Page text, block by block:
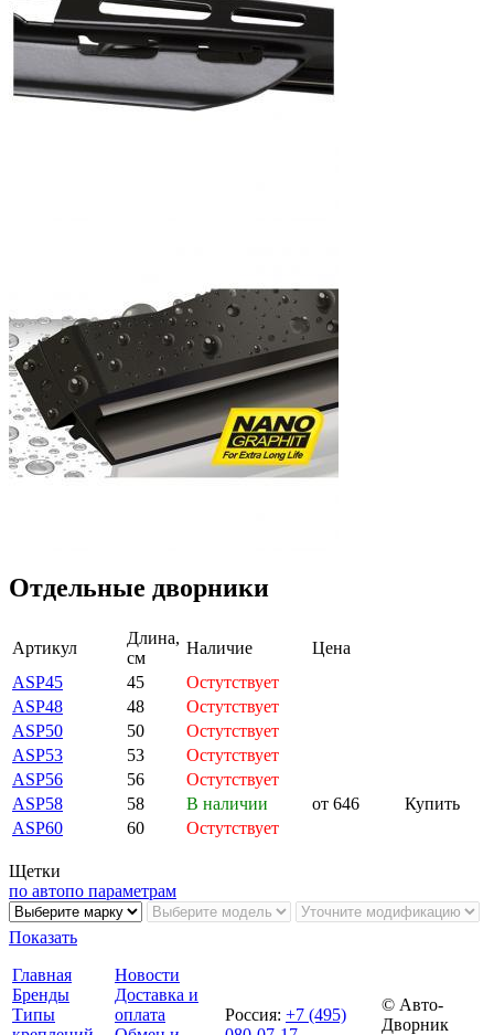
Отдельные дворники
Артикул
Длина,
см
Наличие
Цена
ASP45
45
Остутствует
ASP48
48
Остутствует
ASP50
50
Остутствует
ASP53
53
Остутствует
ASP56
56
Остутствует
ASP58
58 В наличии от 646
Купить
ASP60
60 Остутствует
Щетки
по автопо параметрам
Показать
Главная
Бренды
Типы
Новости
Доставка и
оплата
Россия: +7 (495)
© Авто-
Дворник